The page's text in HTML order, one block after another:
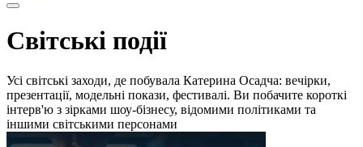
Світські події
Усі світські заходи, де побувала Катерина Осадча: вечірки,
презентації, модельні покази, фестивалі. Ви побачите короткі
інтерв'ю з зірками шоу-бізнесу, відомими політиками та
іншими світськими персонами